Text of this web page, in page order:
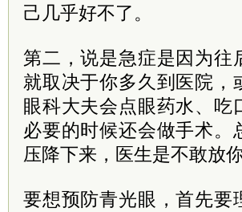
己几乎好不了。
第二，说是急症是因为往
就取决于你多久到医院，
眼科大夫会点眼药水、吃
必要的时候还会做手术。
压降下来，医生是不敢放
要想预防青光眼，首先要